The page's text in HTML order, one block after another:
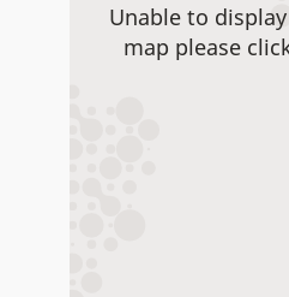
Unable to
map please